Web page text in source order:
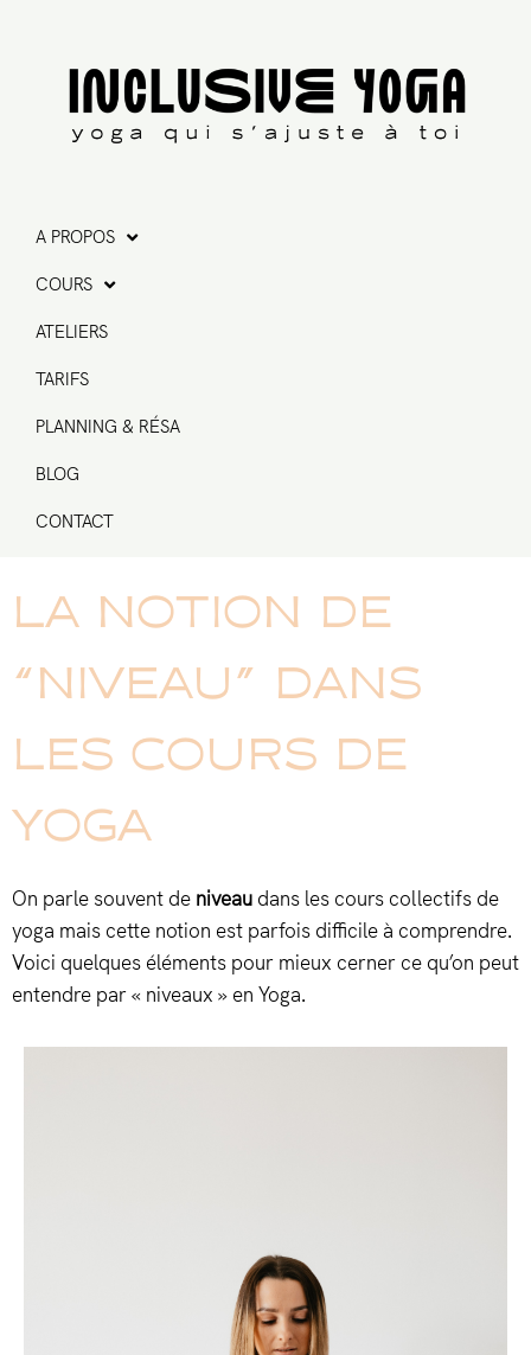
A PROPOS
COURS
ATELIERS
TARIFS
PLANNING & RÉSA
BLOG
CONTACT
LA NOTION DE
“NIVEAU” DANS
LES COURS DE
YOGA
On parle souvent de niveau dans les cours collectifs de
yoga mais cette notion est parfois difficile à comprendre.
Voici quelques éléments pour mieux cerner ce qu’on peut
entendre par « niveaux » en Yoga.